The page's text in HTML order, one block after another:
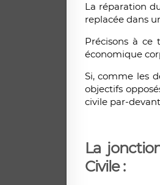
La réparation
replacée dans
Précisons à ce
économique
Si, comme les
objectifs
civile par-
La
Civile :